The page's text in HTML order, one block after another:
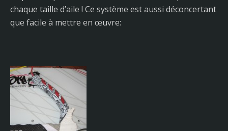
chaque taille d’aile ! Ce système est aussi déconcertant
que facile à mettre en œuvre: